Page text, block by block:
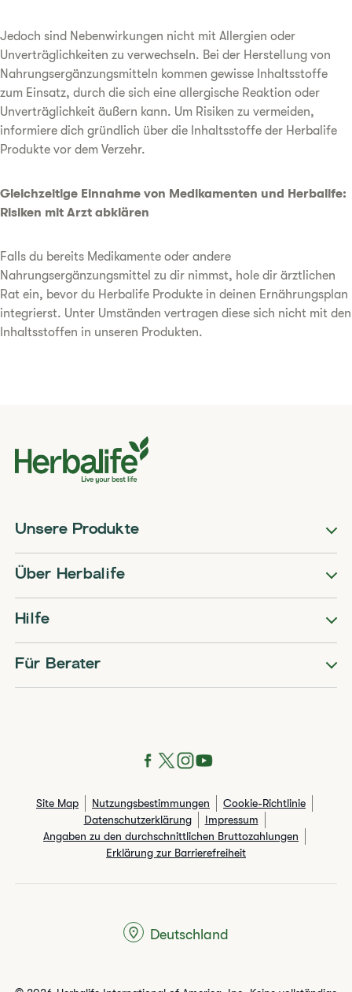
Jedoch sind Nebenwirkungen nicht mit Allergien oder
Unverträglichkeiten zu verwechseln. Bei der Herstellung von
Nahrungsergänzungsmitteln kommen gewisse Inhaltsstoffe
zum Einsatz, durch die sich eine allergische Reaktion oder
Unverträglichkeit äußern kann. Um Risiken zu vermeiden,
informiere dich gründlich über die Inhaltsstoffe der Herbalife
Produkte vor dem Verzehr.
Gleichzeitige Einnahme von Medikamenten und Herbalife:
Risiken mit Arzt abklären
Falls du bereits Medikamente oder andere
Nahrungsergänzungsmittel zu dir nimmst, hole dir ärztlichen
Rat ein, bevor du Herbalife Produkte in deinen Ernährungsplan
integrierst. Unter Umständen vertragen diese sich nicht mit den
Inhaltsstoffen in unseren Produkten.
Unsere Produkte
Über Herbalife
Hilfe
Für Berater
Site Map Nutzungsbestimmungen
Cookie-Richtlinie
Datenschutzerklärung
Impressum
Angaben zu den durchschnittlichen Bruttozahlungen​
Erklärung zur Barrierefreiheit
Deutschland